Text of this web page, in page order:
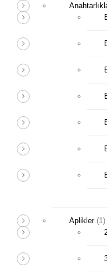
Aplikler (1)